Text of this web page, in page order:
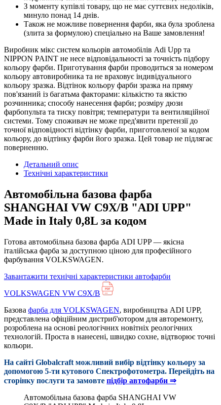
З моменту купівлі товару, що не має суттєвих недоліків,
минуло понад 14 днів.
Також не можливе повернення фарби, яка була зроблена
(злита за формулою) спеціально на Ваше замовлення!
Виробник мікс систем кольорів автомобілів Adi Upp та
NIPPON PAINT не несе відповідальності за точність підбору
кольору фарби. Приготування фарби проводиться за номером
кольору автовиробника та не враховує індивідуального
кольору зразка. Відтінок кольору фарби зразка на пряму
пов'язаний із багатьма факторами: кількістю та якістю
розчинника; способу нанесення фарби; розміру дюзи
фарбопульта та тиску повітря; температури та вентиляційної
системи. Тому споживач не може пред'явити претензії до
точної відповідності відтінку фарби, приготовленої за кодом
кольору, до відтінку фарби його зразка. Цей товар не підлягає
поверненню.
Детальний опис
Технічні характеристики
Автомобільна базова фарба
SHANGHAI VW C9X/B "ADI UPP"
Made in Italy 0,8L за кодом
Готова автомобільна базова фарба ADI UPP — якісна
італійська фарба за доступною ціною для професійного
фарбування VOLKSWAGEN.
Завантажити технічні характеристики автофарби
VOLKSWAGEN VW C9X/B
Базова фарба для VOLKSWAGEN, виробництва ADI UPP,
представлена офіційним дистриб'ютором для авторемонту,
розроблена на основі реологічних новітніх реологічних
технологій. Проста в нанесені, швидко сохне, відтворює точні
кольори.
На сайті Globalcraft можливий вибір відтінку кольору за
допомогою 5-ти кутового Cпектрофотометра. Перейдіть на
сторінку послуги та замовте підбір автофарби ⇒
Автомобільна базова фарба SHANGHAI VW